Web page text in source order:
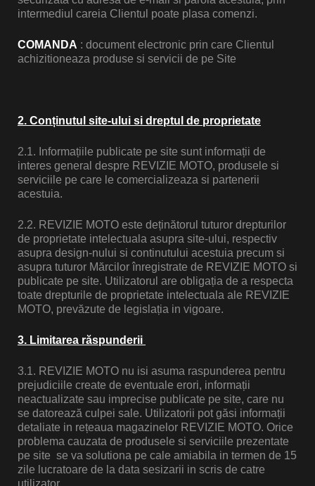
intermediul careia Clientul poate plasa comenzi.
COMANDA : document electronic prin care Clientul
achizitioneaza produse si servicii de pe Site
2. Conținutul site-ului si dreptul de proprietate
2.1. Informațiile publicate pe site sunt informații de
interes general despre REVIZIE MOTO, produsele si
serviciile pe care le comercializeaza si partenerii
acestuia.
2.2. REVIZIE MOTO este deținătorul tuturor drepturilor
de proprietate intelectuala asupra site-ului, respectiv
asupra design-nului si continutului acestuia precum si
asupra tuturor Mărcilor înregistrate de REVIZIE MOTO si
publicate pe site. Utilizatorul are obligația de a respecta
toate drepturile de proprietate intelectuala ale REVIZIE
MOTO, prevăzute de legislația in vigoare.
3. Limitarea răspunderii
3.1. REVIZIE MOTO nu isi asuma raspunderea pentru
prejudiciile create de eventuale erori, informații
neactualizate sau imprecise publicate pe site, care nu
se datorează culpei sale. Utilizatorii pot găsi informații
detaliate in rețeaua magazinelor REVIZIE MOTO. Orice
problema cauzata de produsele si serviciile prezentate
pe site se va solutiona pe cale amiabila in termen de 15
zile lucratoare de la data sesizarii in scris de catre
utilizator.
Quad